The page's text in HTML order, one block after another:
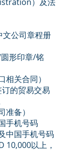
文公司章程册
形印章/铭
关合同）
订的贸易交易
备）
手机号码
中国手机号码
10,000以上，